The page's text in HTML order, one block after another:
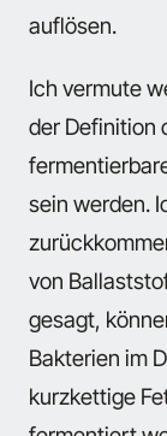
auflösen.
Ich vermute
der Definition
sein werden.
von
gesagt,
Bakterien im
kurzkettige